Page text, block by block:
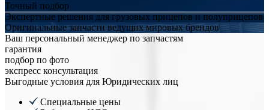
Точный подбор
Экспертные решения для грузовых прицепов и полуприцепов
Оригинальные запчасти ведущих мировых брендов
Ваш персональный менеджер по запчастям
гарантия
подбор по фото
экспресс консультация
Выгодные условия для Юридических лиц
Специальные цены